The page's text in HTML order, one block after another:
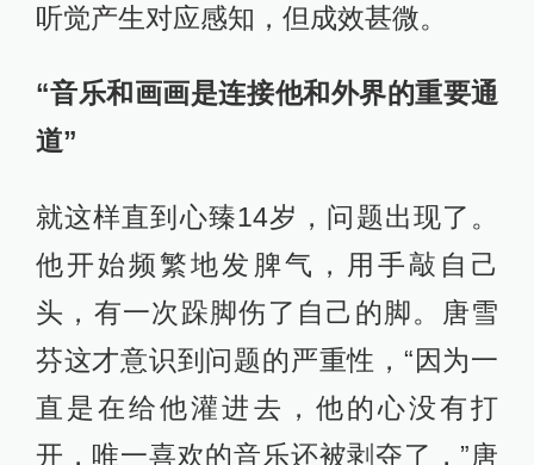
听觉产生对应感知，但成效甚微。
“音乐和画画是连接他和外界的重要通
道”
就这样直到心臻14岁，问题出现了。
他开始频繁地发脾气，用手敲自己
头，有一次跺脚伤了自己的脚。唐雪
芬这才意识到问题的严重性，“因为一
直是在给他灌进去，他的心没有打
开，唯一喜欢的音乐还被剥夺了，”唐